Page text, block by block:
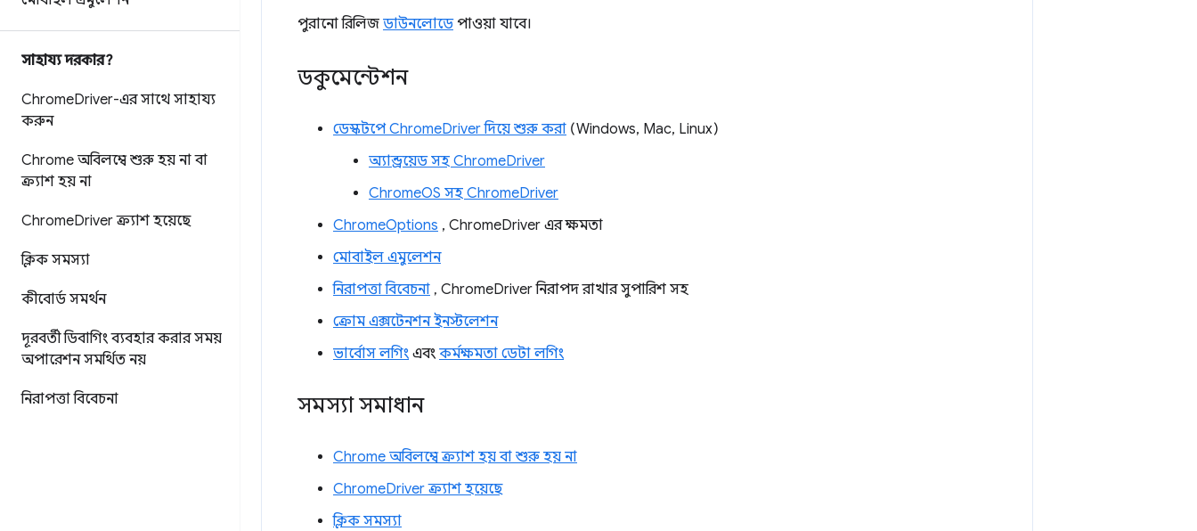
সাহায্য দরকার?
ChromeDriver-এর সাথে সাহায্য
করুন
Chrome অবিলম্বে শুরু হয় না বা
ক্র্যাশ হয় না
ChromeDriver ক্র্যাশ হয়েছে
ক্লিক সমস্যা
কীবোর্ড সমর্থন
দূরবর্তী ডিবাগিং ব্যবহার করার সময়
অপারেশন সমর্থিত নয়
নিরাপত্তা বিবেচনা
পুরানো রিলিজ ডাউনলোডেপাওয়া যাবে।
ডকুমেন্টেশন
ডেস্কটপে ChromeDriver দিয়ে শুরু করা (Windows, Mac, Linux)
অ্যান্ড্রয়েড সহ ChromeDriver
ChromeOS সহ ChromeDriver
ChromeOptions , ChromeDriver এর ক্ষমতা
মোবাইল এমুলেশন
নিরাপত্তা বিবেচনা , ChromeDriver নিরাপদ রাখার সুপারিশ সহ
ক্রোম এক্সটেনশন ইনস্টলেশন
ভার্বোস লগিং এবং কর্মক্ষমতা ডেটা লগিং
সমস্যা সমাধান
Chrome অবিলম্বে ক্র্যাশ হয় বা শুরু হয় না
ChromeDriver ক্র্যাশ হয়েছে
ক্লিক সমস্যা